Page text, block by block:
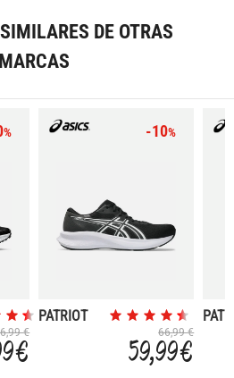
DE OTRAS
MARCAS
%
€
€
-10%
PATRIOT
66,99 €
59,99 €